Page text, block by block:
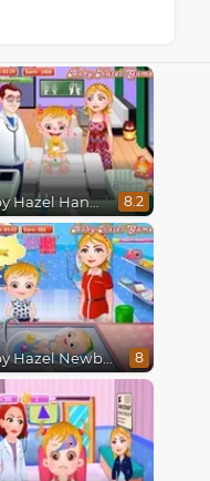
Baby Hazel Hand Fracture 8.2
Baby Hazel Newborn Vaccination 8